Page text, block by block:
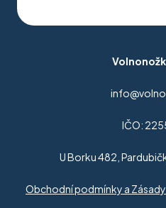
IČO:
U Borku 482,
Obchodní podmínky a